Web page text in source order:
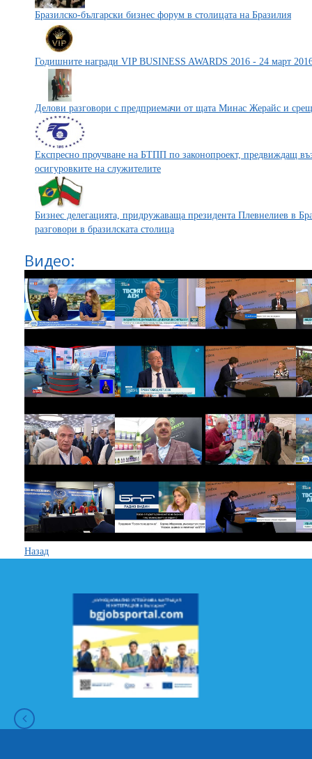
Бразилско-български бизнес форум в столицата на Бразилия
Годишните награди VIP BUSINESS AWARDS 2016 - 24 март
Делови разговори с предприемачи от щата Минас Жерайс и
Експресно проучване на БТПП по законопроект, предвиждащ
осигуровките на служителите
Бизнес делегацията, придружаваща президента Плевнелиев в
разговори в бразилската столица
Видео:
Назад